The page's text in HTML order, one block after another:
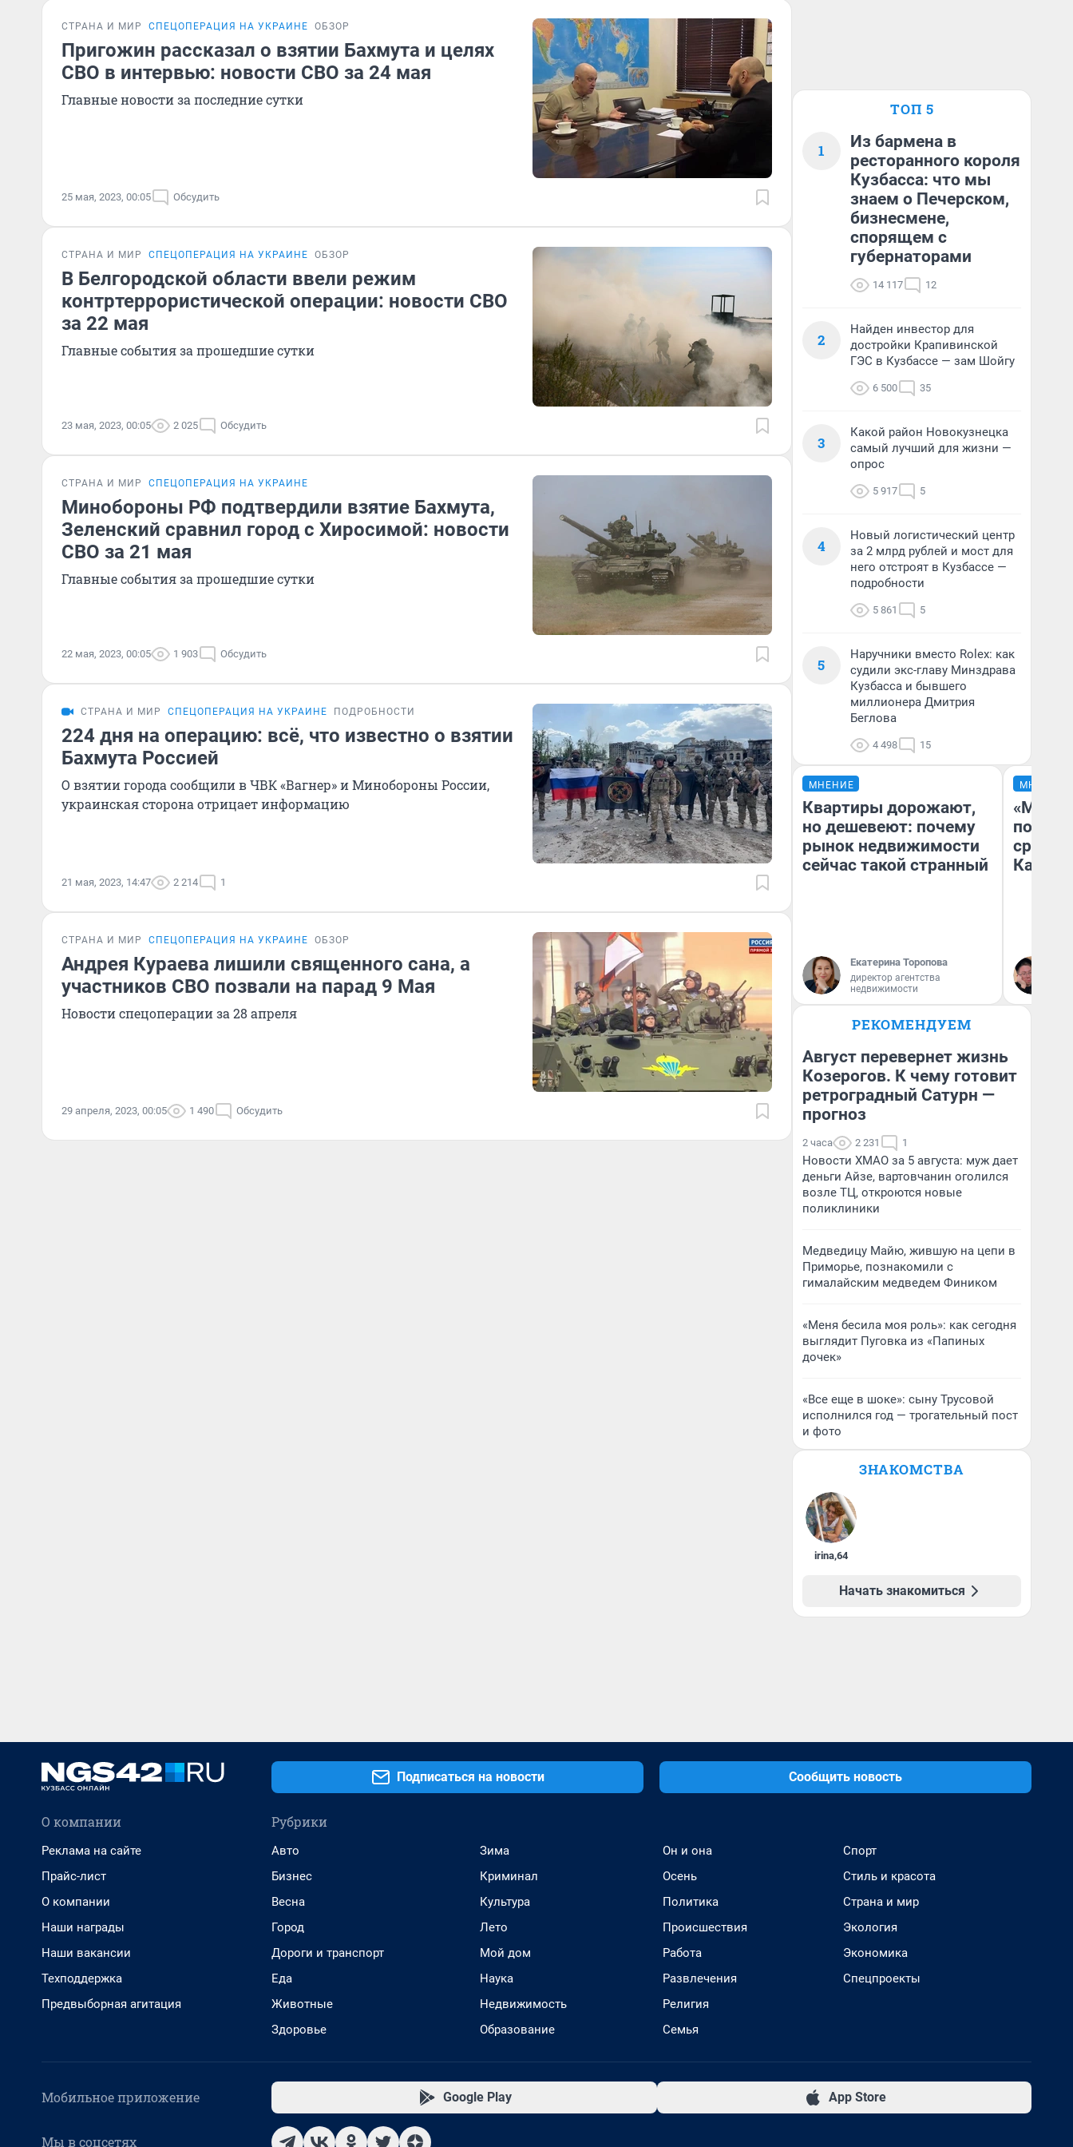
СТРАНА И МИР СПЕЦОПЕРАЦИЯ НА УКРАИНЕ ОБЗОР
Пригожин рассказал о взятии Бахмута и целях
СВО в интервью: новости СВО за 24 мая
Главные новости за последние сутки
25 мая, 2023, 00:05 Обсудить
СТРАНА И МИР СПЕЦОПЕРАЦИЯ НА УКРАИНЕ ОБЗОР
В Белгородской области ввели режим
контртеррористической операции: новости СВО
за 22 мая
Главные события за прошедшие сутки
23 мая, 2023, 00:05 2 025 Обсудить
СТРАНА И МИР СПЕЦОПЕРАЦИЯ НА УКРАИНЕ
Минобороны РФ подтвердили взятие Бахмута,
Зеленский сравнил город с Хиросимой: новости
СВО за 21 мая
Главные события за прошедшие сутки
22 мая, 2023, 00:05 1 903 Обсудить
СТРАНА И МИР СПЕЦОПЕРАЦИЯ НА УКРАИНЕ ПОДРОБНОСТИ
224 дня на операцию: всё, что известно о взятии
Бахмута Россией
О взятии города сообщили в ЧВК «Вагнер» и Минобороны России,
украинская сторона отрицает информацию
21 мая, 2023, 14:47 2 214 1
СТРАНА И МИР СПЕЦОПЕРАЦИЯ НА УКРАИНЕ ОБЗОР
Андрея Кураева лишили священного сана, а
участников СВО позвали на парад 9 Мая
Новости спецоперации за 28 апреля
29 апреля, 2023, 00:05 1 490 Обсудить
ТОП 5
1
Из бармена в
ресторанного короля
Кузбасса: что мы
знаем о Печерском,
бизнесмене,
спорящем с
губернаторами
14 117 12
2
Найден инвестор для
достройки Крапивинской
ГЭС в Кузбассе — зам Шойгу
6 500 35
3
Какой район Новокузнецка
самый лучший для жизни —
опрос
5 917 5
4
Новый логистический центр
за 2 млрд рублей и мост для
него отстроят в Кузбассе —
подробности
5 861 5
5
Наручники вместо Rolex: как
судили экс-главу Минздрава
Кузбасса и бывшего
миллионера Дмитрия
Беглова
4 498 15
МНЕНИЕ
Квартиры дорожают,
но дешевеют: почему
рынок недвижимости
сейчас такой странный
Екатерина Торопова
директор агентства
недвижимости
МНЕНИЕ
РЕКОМЕНДУЕМ
Август перевернет жизнь
Козерогов. К чему готовит
ретроградный Сатурн —
прогноз
2 часа 2 231 1
Новости ХМАО за 5 августа: муж дает
деньги Айзе, вартовчанин оголился
возле ТЦ, откроются новые
поликлиники
Медведицу Майю, жившую на цепи в
Приморье, познакомили с
гималайским медведем Фиником
«Меня бесила моя роль»: как сегодня
выглядит Пуговка из «Папиных
дочек»
«Все еще в шоке»: сыну Трусовой
исполнился год — трогательный пост
и фото
ЗНАКОМСТВА
irina,64
Начать знакомиться
Подписаться на новости Сообщить новость
О компании
Реклама на сайте
Прайс-лист
О компании
Наши награды
Наши вакансии
Техподдержка
Предвыборная агитация
Рубрики
Авто
Бизнес
Весна
Город
Дороги и транспорт
Еда
Животные
Здоровье
Зима
Криминал
Культура
Лето
Мой дом
Наука
Недвижимость
Образование
Он и она
Осень
Политика
Происшествия
Работа
Развлечения
Религия
Семья
Спорт
Стиль и красота
Страна и мир
Экология
Экономика
Спецпроекты
Мобильное приложение Google Play App Store
Мы в соцсетях